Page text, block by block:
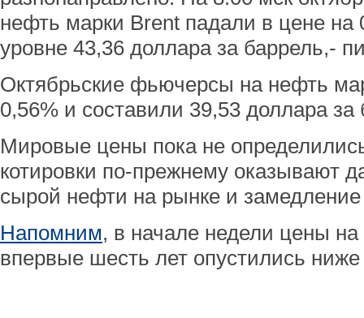
нефть марки Brent падали в цене на
уровне 43,36 доллара за баррель,-
Октябрьские фьючерсы на нефть
0,56% и составили 39,53 доллара за
Мировые цены пока не
котировки по-прежнему оказывают
сырой нефти на рынке и
Напомним, в начале недели цены
впервые шесть лет опустились